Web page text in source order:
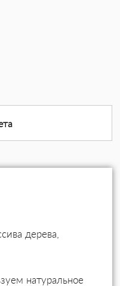
дерева,
натуральное